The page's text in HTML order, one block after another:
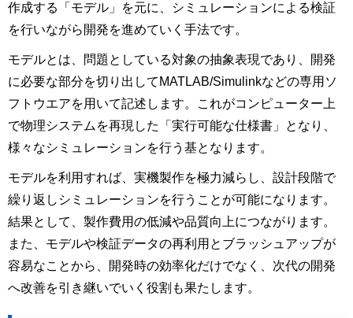
作成する「モデル」を元に、シミュレーションによる検証
を行いながら開発を進めていく手法です。
モデルとは、問題としている対象の抽象表現であり、開発
に必要な部分を切り出してMATLAB/Simulinkなどの専用ソ
フトウエアを用いて記述します。これがコンピューター上
で物理システムを再現した「実行可能な仕様書」となり、
様々なシミュレーションを行う基となります。
モデルを利用すれば、実機製作を極力減らし、設計段階で
繰り返しシミュレーションを行うことが可能になります。
結果として、製作費用の低減や品質向上につながります。
また、モデルや検証データの再利用とブラッシュアップが
容易なことから、開発時の効率化だけでなく、次代の開発
へ改善を引き継いでいく役割も果たします。